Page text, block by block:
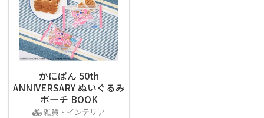
かにぱん 50th
ANNIVERSARY ぬいぐるみ
ポーチ BOOK
雑貨・インテリア